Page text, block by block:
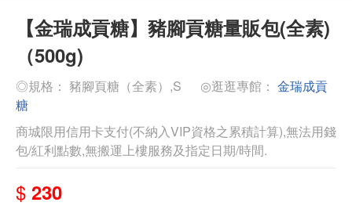
【金瑞成貢糖】豬腳貢糖量販包(全素)
（500g)
◎規格： 豬腳頁糖（全素）,S ◎逛逛專館： 金瑞成貢
糖
商城限用信用卡支付(不納入VIP資格之累積計算),無法用錢
包/紅利點數,無搬運上樓服務及指定日期/時間.
$ 230